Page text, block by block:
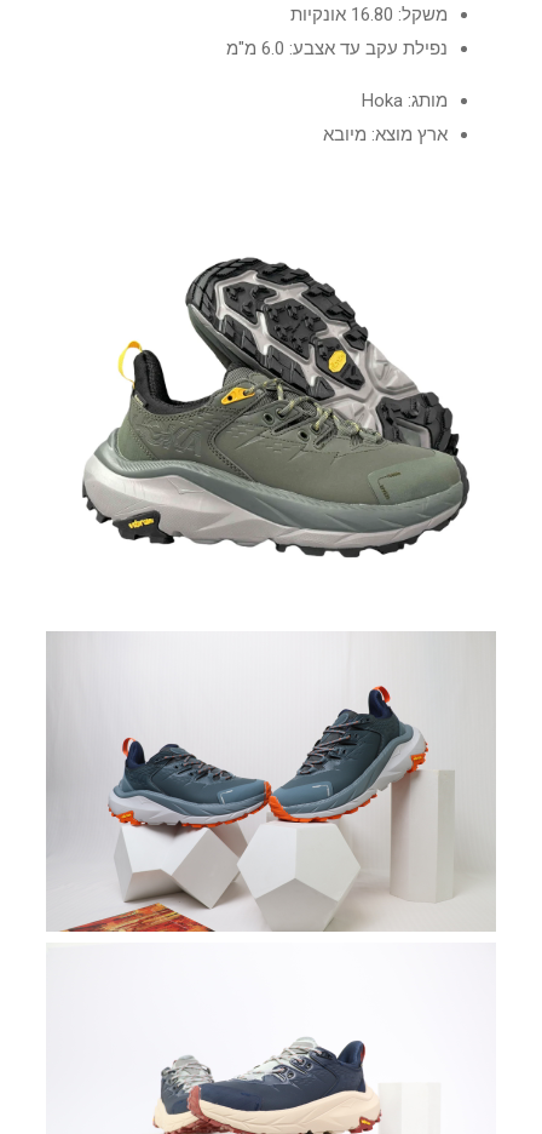
משקל: 16.80 אונקיות
נפילת עקב עד אצבע: 6.0 מ"מ
מותג: Hoka
ארץ מוצא: מיובא